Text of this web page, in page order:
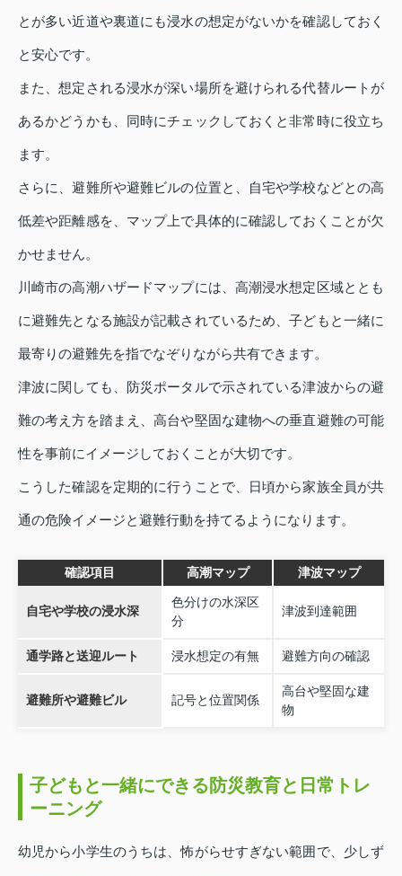
とが多い近道や裏道にも浸水の想定がないかを確認しておく
と安心です。
また、想定される浸水が深い場所を避けられる代替ルートが
あるかどうかも、同時にチェックしておくと非常時に役立ち
ます。
さらに、避難所や避難ビルの位置と、自宅や学校などとの高
低差や距離感を、マップ上で具体的に確認しておくことが欠
かせません。
川崎市の高潮ハザードマップには、高潮浸水想定区域ととも
に避難先となる施設が記載されているため、子どもと一緒に
最寄りの避難先を指でなぞりながら共有できます。
津波に関しても、防災ポータルで示されている津波からの避
難の考え方を踏まえ、高台や堅固な建物への垂直避難の可能
性を事前にイメージしておくことが大切です。
こうした確認を定期的に行うことで、日頃から家族全員が共
通の危険イメージと避難行動を持てるようになります。
確認項目 高潮マップ 津波マップ
自宅や学校の浸水深
色分けの水深区
分
津波到達範囲
通学路と送迎ルート 浸水想定の有無 避難方向の確認
避難所や避難ビル 記号と位置関係
高台や堅固な建
物
子どもと一緒にできる防災教育と日常トレ
ーニング
幼児から小学生のうちは、怖がらせすぎない範囲で、少しず